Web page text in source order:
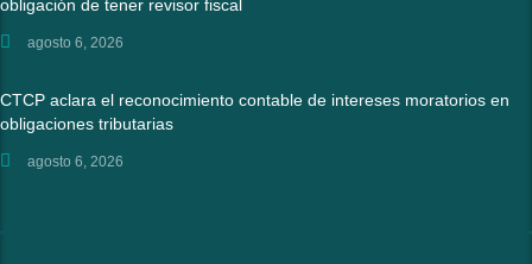
obligación de tener revisor fiscal
agosto 6, 2026
CTCP aclara el reconocimiento contable de intereses moratorios en
obligaciones tributarias
agosto 6, 2026